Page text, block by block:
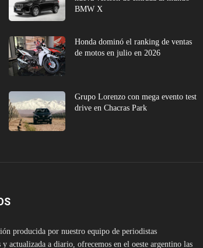
BMW X
Honda dominó el ranking de ventas
de motos en julio en 2026
Grupo Lorenzo con mega evento test
drive en Chacras Park
producida por nuestro equipo de periodistas
y actualizada a diario, ofrecemos en el oeste argentino las